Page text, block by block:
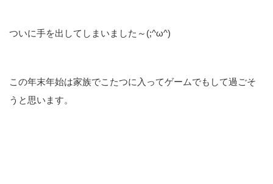
ついに手を出してしまいました～(;^ω^)
この年末年始は家族でこたつに入ってゲームでもして過ごそ
うと思います。